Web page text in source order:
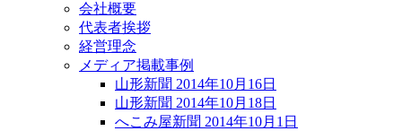
会社概要
代表者挨拶
経営理念
メディア掲載事例
山形新聞 2014年10月16日
山形新聞 2014年10月18日
へこみ屋新聞 2014年10月1日